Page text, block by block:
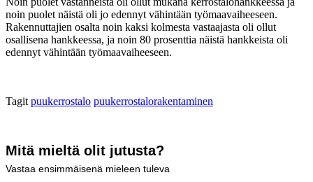
noin puolet näistä oli jo edennyt vähintään työmaavaiheeseen.
Rakennuttajien osalta noin kaksi kolmesta vastaajasta oli ollut
osallisena hankkeessa, ja noin 80 prosenttia näistä hankkeista oli
edennyt vähintään työmaavaiheeseen.
Tagit puukerrostalo puukerrostalorakentaminen
Mitä mieltä olit jutusta?
Vastaa ensimmäisenä mieleen tuleva